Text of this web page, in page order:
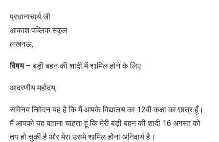
प्रधानाचार्य जी
आकाश पब्लिक स्कूल
लखनऊ,
विषय – बड़ी बहन की शादी में शामिल होने के लिए
आदरणीय महोदय,
सविनय निवेदन यह है कि मैं आपके विद्यालय का 12वी कक्षा का छात्र हूँ।
मैं आपको यह बताना चाहता हूं कि मेरी बड़ी बहन की शादी 16 अगस्त को
तय हो चुकी है और मेरा उसमे शामिल होना अनिवार्य है।